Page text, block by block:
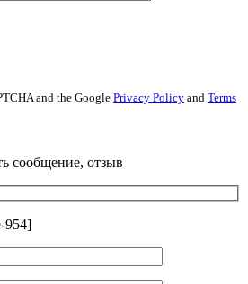
and the Google Privacy Policy and Terms
сообщение, отзыв
954]